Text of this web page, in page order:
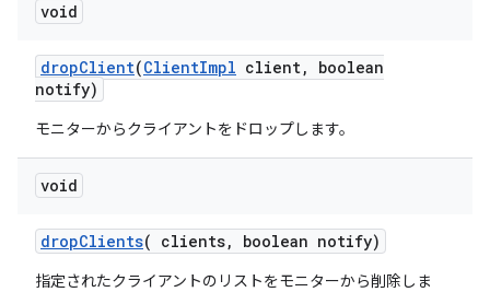
void
dropClient(ClientImpl client,
boolean
notify)
モニターからクライアントをドロップします。
void
dropClients( clients, boolean notify)
指定されたクライアントのリストをモニターから削除しま